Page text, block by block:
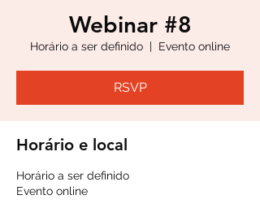
Webinar #8
Horário a ser definido
  |
Evento online
RSVP
Horário e local
Horário a ser definido
Evento online